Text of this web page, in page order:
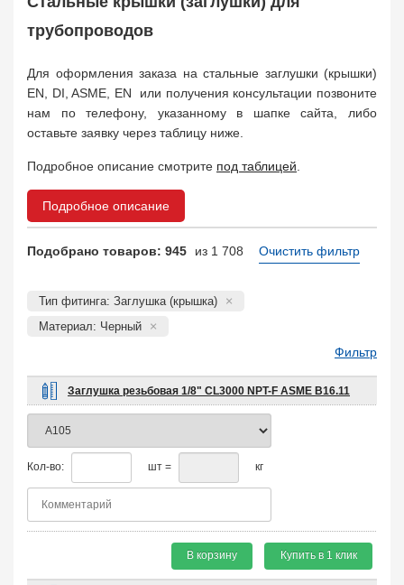
Муфта соединительная 683
Заглушка, крышка
Втулка, футорка 135
Бобышка 63248
Седло 211
Днище 11832
Втулка для фланца 698
трубопроводов
Для оформления заказа на стальные заглушки (крышки)
EN, DI, ASME, EN или получения консультации позвоните
нам по телефону, указанному в шапке сайта, либо
оставьте заявку через таблицу ниже.
Подробное описание смотрите под таблицей
Подробное описание
Подобрано товаров: 945 из 1 708 Очистить фильтр
Тип фитинга: Заглушка (крышка)
Материал: Черный
Фильтр
Заглушка резьбовая 1/8" CL3000 NPT-F ASME B16.11
Кол-во: шт = кг
В корзину Купить в 1 клик